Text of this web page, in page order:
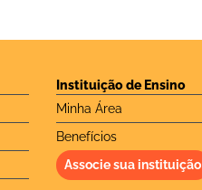
Instituição de Ensino
Minha Área
Benefícios
Associe sua instituição